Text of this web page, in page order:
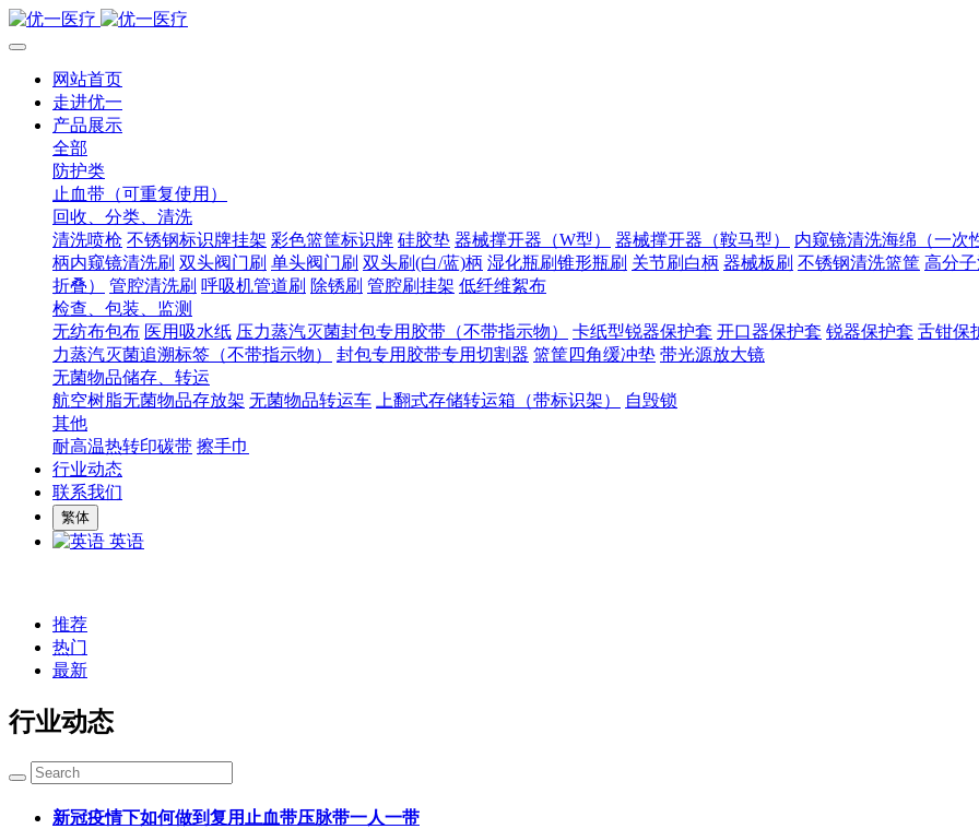
网站首页
走进优一
产品展示
全部
防护类
止血带（可重复使用）
回收、分类、清洗
清洗喷枪 不锈钢标识牌挂架 彩色篮筐标识牌 硅胶垫 器械撑开器（W型） 器械撑开器（鞍马型）
内窥镜清洗海绵（一次
柄内窥镜清洗刷 双头阀门刷 单头阀门刷 双头刷(白/蓝)柄 湿化瓶刷锥形瓶刷 关节刷白柄 器械板刷 不锈钢清洗篮筐 高分
折叠）
管腔清洗刷 呼吸机管道刷 除锈刷 管腔刷挂架 低纤维絮布
检查、包装、监测
无纺布包布 医用吸水纸 压力蒸汽灭菌封包专用胶带（不带指示物） 卡纸型锐器保护套 开口器保护套 锐器保护套 舌钳保
力蒸汽灭菌追溯标签（不带指示物）
封包专用胶带专用切割器 篮筐四角缓冲垫 带光源放大镜
无菌物品储存、转运
航空树脂无菌物品存放架 无菌物品转运车 上翻式存储转运箱（带标识架）
自毁锁
其他
耐高温热转印碳带 擦手巾
行业动态
联系我们
繁体
英语
推荐
热门
最新
行业动态
新冠疫情下如何做到复用止血带压脉带一人一带